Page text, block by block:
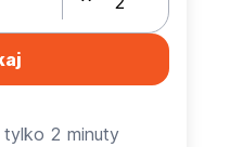
tylko 2 minuty